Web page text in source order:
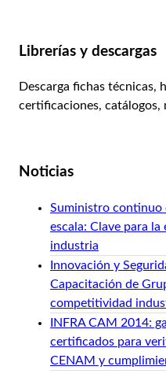
Librerías y descargas
Descarga fichas técnicas,
certificaciones, catálogos,
Noticias
Suministro continuo
escala: Clave para
industria
Innovación y
Capacitación de
competitividad
INFRA CAM 2014:
certificados para
CENAM y